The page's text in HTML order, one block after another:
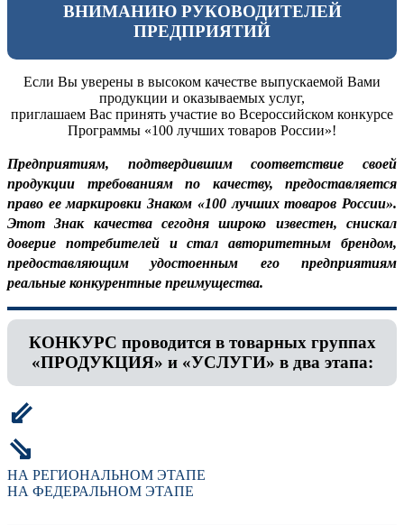
ВНИМАНИЮ РУКОВОДИТЕЛЕЙ
ПРЕДПРИЯТИЙ
Если Вы уверены в высоком качестве выпускаемой Вами
продукции и оказываемых услуг,
приглашаем Вас принять участие во Всероссийском конкурсе
Программы «100 лучших товаров России»!
Предприятиям, подтвердившим соответствие своей
продукции требованиям по качеству, предоставляется
право ее маркировки Знаком «100 лучших товаров России».
Этот Знак качества сегодня широко известен, снискал
доверие потребителей и стал авторитетным брендом,
предоставляющим удостоенным его предприятиям
реальные конкурентные преимущества.
КОНКУРС проводится в товарных группах
«ПРОДУКЦИЯ» и «УСЛУГИ» в два этапа:
⇙
⇘
НА РЕГИОНАЛЬНОМ ЭТАПЕ
НА ФЕДЕРАЛЬНОМ ЭТАПЕ